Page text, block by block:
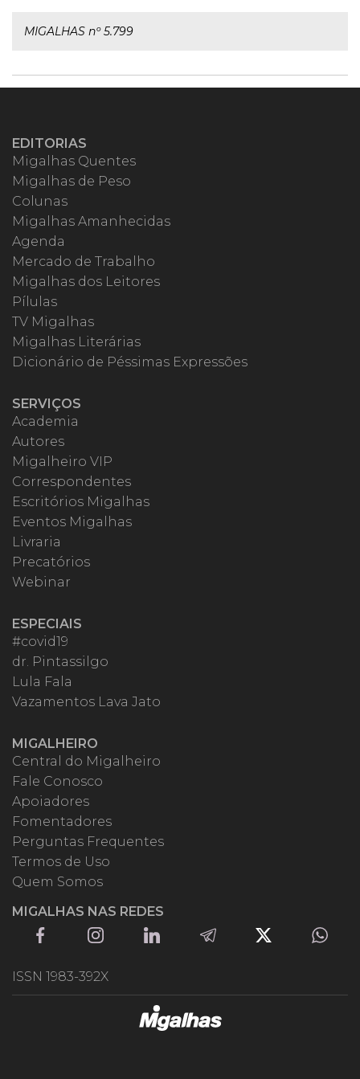
MIGALHAS nº 5.799
EDITORIAS
Migalhas Quentes
Migalhas de Peso
Colunas
Migalhas Amanhecidas
Agenda
Mercado de Trabalho
Migalhas dos Leitores
Pílulas
TV Migalhas
Migalhas Literárias
Dicionário de Péssimas Expressões
SERVIÇOS
Academia
Autores
Migalheiro VIP
Correspondentes
Escritórios Migalhas
Eventos Migalhas
Livraria
Precatórios
Webinar
ESPECIAIS
#covid19
dr. Pintassilgo
Lula Fala
Vazamentos Lava Jato
MIGALHEIRO
Central do Migalheiro
Fale Conosco
Apoiadores
Fomentadores
Perguntas Frequentes
Termos de Uso
Quem Somos
MIGALHAS NAS REDES
ISSN 1983-392X